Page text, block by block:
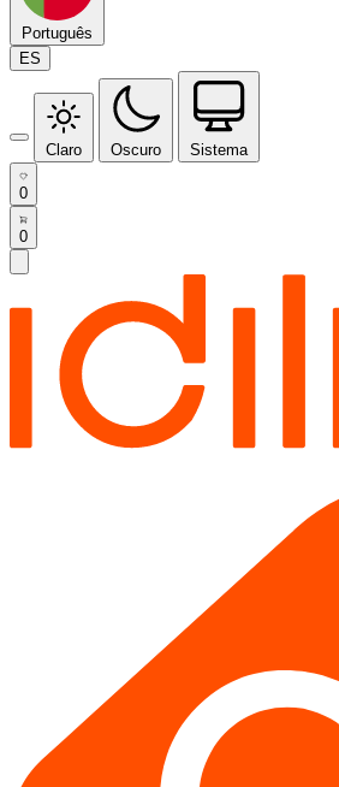
Português
ES
Claro Oscuro Sistema
0
0